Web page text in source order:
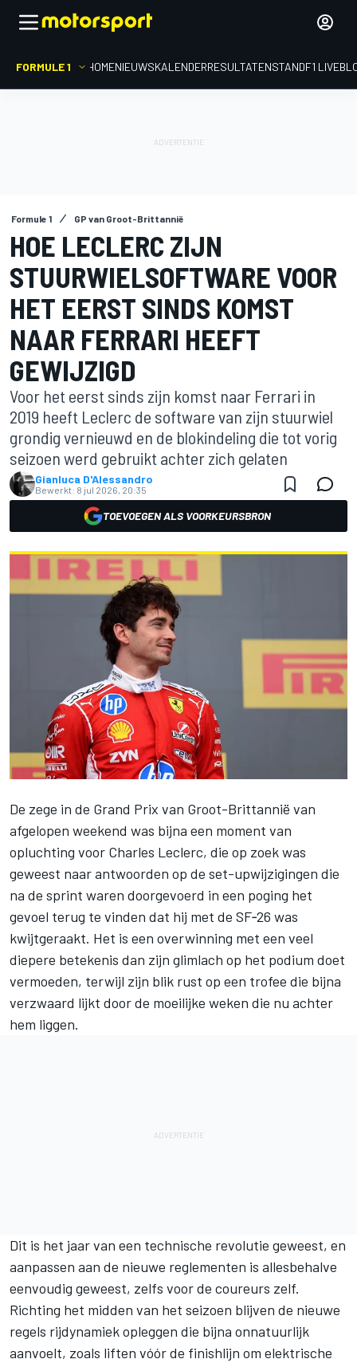
FORMULE 1 HOMENIEUWSKALENDERRESULTATENSTANDF1
Formule 1 GP van Groot-Brittannië
HOE LECLERC ZIJN
STUURWIELSOFTWARE VOOR
HET EERST SINDS KOMST
NAAR FERRARI HEEFT
GEWIJZIGD
Voor het eerst sinds zijn komst naar Ferrari in
2019 heeft Leclerc de software van zijn stuurwiel
grondig vernieuwd en de blokindeling die tot vorig
seizoen werd gebruikt achter zich gelaten
Gianluca D'Alessandro
Bewerkt: 8 jul 2026, 20:35
TOEVOEGEN ALS VOORKEURSBRON
De zege in de Grand Prix van Groot-Brittannië van
afgelopen weekend was bijna een moment van
opluchting voor Charles Leclerc, die op zoek was
geweest naar antwoorden op de set-upwijzigingen die
na de sprint waren doorgevoerd in een poging het
gevoel terug te vinden dat hij met de SF‑26 was
kwijtgeraakt. Het is een overwinning met een veel
diepere betekenis dan zijn glimlach op het podium doet
vermoeden, terwijl zijn blik rust op een trofee die bijna
verzwaard lijkt door de moeilijke weken die nu achter
hem liggen.
Dit is het jaar van een technische revolutie geweest, en
aanpassen aan de nieuwe reglementen is allesbehalve
eenvoudig geweest, zelfs voor de coureurs zelf.
Richting het midden van het seizoen blijven de nieuwe
regels rijdynamiek opleggen die bijna onnatuurlijk
aanvoelt, zoals liften vóór de finishlijn om elektrische